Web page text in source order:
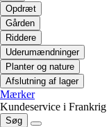
Opdræt
Gården
Riddere
Uderumændninger
Planter og nature
Afslutning af lager
Mærker
Kundeservice i Frankrig
Søg